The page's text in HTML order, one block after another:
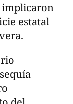
implicaron
estatal